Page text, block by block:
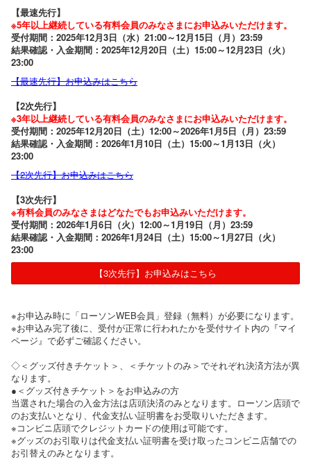
【最速先行】
※5年以上継続している有料会員のみなさまにお申込みいただけます。
受付期間：2025年12月3日（水）21:00～12月15日（月）23:59
結果確認・入金期間：2025年12月20日（土）15:00～12月23日（火）
23:00
【最速先行】お申込みはこちら
【2次先行】
※3年以上継続している有料会員のみなさまにお申込みいただけます。
受付期間：2025年12月20日（土）12:00～2026年1月5日（月）23:59
結果確認・入金期間：2026年1月10日（土）15:00～1月13日（火）
23:00
【2次先行】お申込みはこちら
【3次先行】
※有料会員のみなさまはどなたでもお申込みいただけます。
受付期間：2026年1月6日（火）12:00～1月19日（月）23:59
結果確認・入金期間：2026年1月24日（土）15:00～1月27日（火）
23:00
【3次先行】お申込みはこちら
※お申込み時に「ローソンWEB会員」登録（無料）が必要になります。
※お申込み完了後に、受付が正常に行われたかを受付サイト内の『マイ
ページ』で必ずご確認ください。
◇＜グッズ付きチケット＞、＜チケットのみ＞でそれぞれ決済方法が異
なります。
●＜グッズ付きチケット＞をお申込みの方
当選された場合の入金方法は店頭決済のみとなります。ローソン店頭で
のお支払いとなり、代金支払い証明書をお受取りいただきます。
※コンビニ店頭でクレジットカードの使用は可能です。
※グッズのお引取りは代金支払い証明書を受け取ったコンビニ店舗での
お引替えのみとなります。